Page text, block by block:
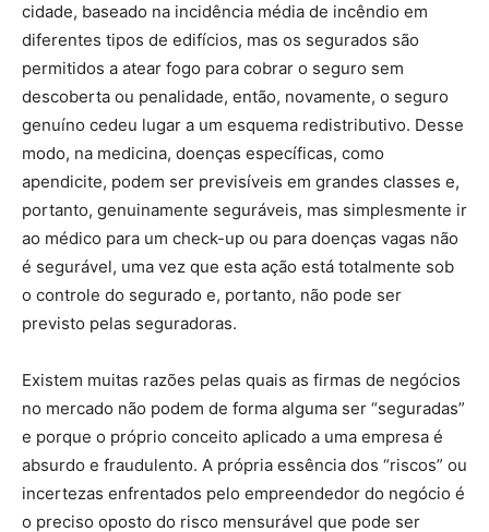
cidade, baseado na incidência média de incêndio em
diferentes tipos de edifícios, mas os segurados são
permitidos a atear fogo para cobrar o seguro sem
descoberta ou penalidade, então, novamente, o seguro
genuíno cedeu lugar a um esquema redistributivo. Desse
modo, na medicina, doenças específicas, como
apendicite, podem ser previsíveis em grandes classes e,
portanto, genuinamente seguráveis, mas simplesmente ir
ao médico para um check-up ou para doenças vagas não
é segurável, uma vez que esta ação está totalmente sob
o controle do segurado e, portanto, não pode ser
previsto pelas seguradoras.
Existem muitas razões pelas quais as firmas de negócios
no mercado não podem de forma alguma ser “seguradas”
e porque o próprio conceito aplicado a uma empresa é
absurdo e fraudulento. A própria essência dos “riscos” ou
incertezas enfrentados pelo empreendedor do negócio é
o preciso oposto do risco mensurável que pode ser